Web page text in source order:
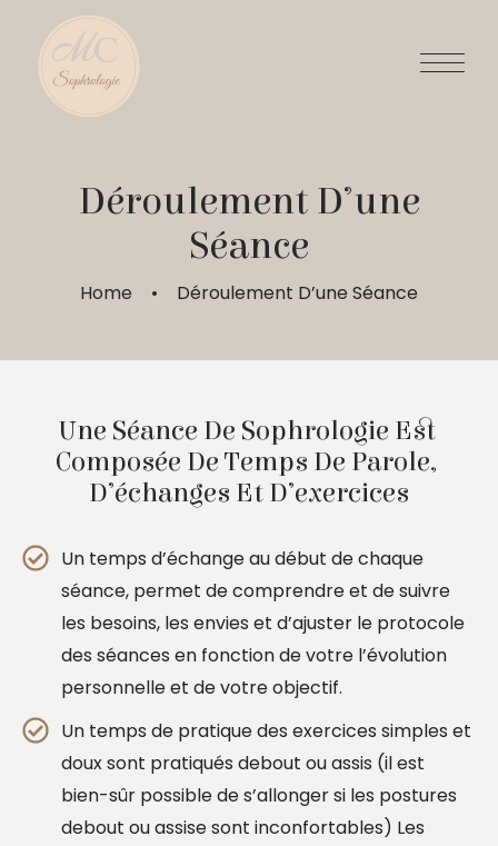
Déroulement D’une
Séance
Home Déroulement D’une Séance
Une Séance De Sophrologie Est
Composée De Temps De Parole,
D’échanges Et D’exercices
Un temps d’échange au début de chaque
séance, permet de comprendre et de suivre
les besoins, les envies et d’ajuster le protocole
des séances en fonction de votre l’évolution
personnelle et de votre objectif.
Un temps de pratique des exercices simples et
doux sont pratiqués debout ou assis (il est
bien-sûr possible de s’allonger si les postures
debout ou assise sont inconfortables) Les